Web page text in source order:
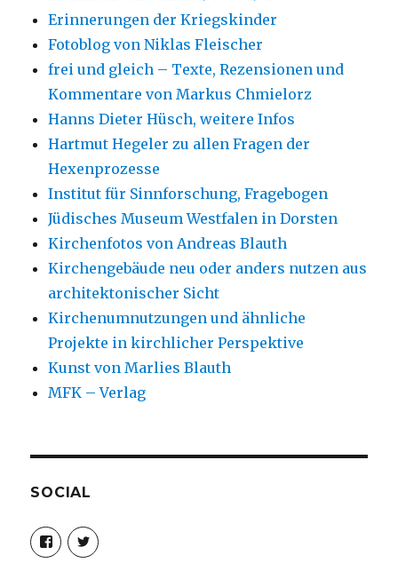
Erinnerungen der Kriegskinder
Fotoblog von Niklas Fleischer
frei und gleich – Texte, Rezensionen und
Kommentare von Markus Chmielorz
Hanns Dieter Hüsch, weitere Infos
Hartmut Hegeler zu allen Fragen der
Hexenprozesse
Institut für Sinnforschung, Fragebogen
Jüdisches Museum Westfalen in Dorsten
Kirchenfotos von Andreas Blauth
Kirchengebäude neu oder anders nutzen aus
architektonischer Sicht
Kirchenumnutzungen und ähnliche
Projekte in kirchlicher Perspektive
Kunst von Marlies Blauth
MFK – Verlag
SOCIAL
Profil
von
christoph.fleischer1
Profil
von